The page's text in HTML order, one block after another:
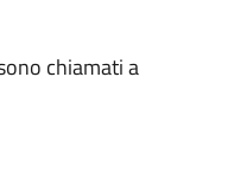
chiamati a